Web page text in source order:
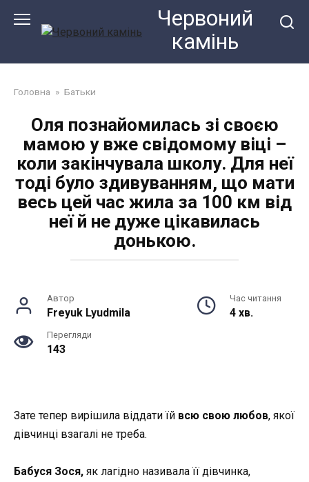
Червоний
камiнь
Головна » Батьки
Оля познайомилась зі своєю
мамою у вже свідомому віці –
коли закінчувала школу. Для неї
тоді було здивуванням, що мати
весь цей час жила за 100 км від
неї й не дуже цікавилась
донькою.
Автор
Freyuk Lyudmila
Час читання
4 хв.
Перегляди
143
Зате тепер вирішила віддати їй всю свою любов, якої
дівчинці взагалі не треба.
Бабуся Зося, як лагідно називала її дівчинка,